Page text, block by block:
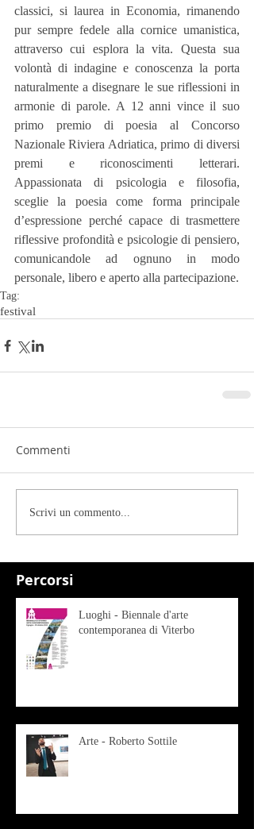
Percorsi
classici, si laurea in Economia, rimanendo
pur sempre fedele alla cornice umanistica,
attraverso cui esplora la vita. Questa sua
volontà di indagine e conoscenza la porta
naturalmente a disegnare le sue riflessioni in
armonie di parole. A 12 anni vince il suo
primo premio di poesia al Concorso
Nazionale Riviera Adriatica, primo di diversi
premi e riconoscimenti letterari.
Appassionata di psicologia e filosofia,
sceglie la poesia come forma principale
d’espressione perché capace di trasmettere
riflessive profondità e psicologie di pensiero,
comunicandole ad ognuno in modo
personale, libero e aperto alla partecipazione.
Tag:
festival
Commenti
Scrivi un commento...
Luoghi - Biennale d'arte
contemporanea di Viterbo
Arte - Roberto Sottile